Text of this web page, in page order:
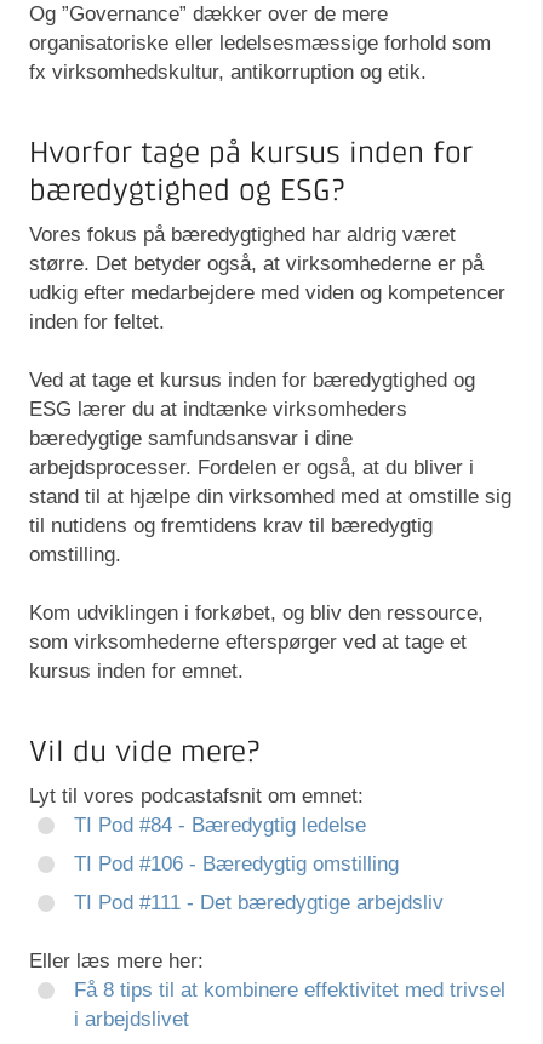
Og ”Governance” dækker over de mere
organisatoriske eller ledelsesmæssige forhold som
fx virksomhedskultur, antikorruption og etik.
Hvorfor tage på kursus inden for
bæredygtighed og ESG?
Vores fokus på bæredygtighed har aldrig været
større. Det betyder også, at virksomhederne er på
udkig efter medarbejdere med viden og kompetencer
inden for feltet.
Ved at tage et kursus inden for bæredygtighed og
ESG lærer du at indtænke virksomheders
bæredygtige samfundsansvar i dine
arbejdsprocesser. Fordelen er også, at du bliver i
stand til at hjælpe din virksomhed med at omstille sig
til nutidens og fremtidens krav til bæredygtig
omstilling.
Kom udviklingen i forkøbet, og bliv den ressource,
som virksomhederne efterspørger ved at tage et
kursus inden for emnet.
Vil du vide mere?
Lyt til vores podcastafsnit om emnet:
TI Pod #84 - Bæredygtig ledelse
TI Pod #106 - Bæredygtig omstilling
TI Pod #111 - Det bæredygtige arbejdsliv
Eller læs mere her:
Få 8 tips til at kombinere effektivitet med trivsel
i arbejdslivet